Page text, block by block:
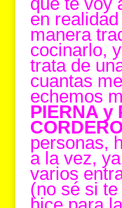
en
manera
cocinarlo,
trata de
cuantas
echemos
PIERNA y
CORDERO
personas,
a la vez,
varios
(no sé si